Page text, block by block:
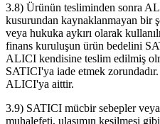
3.8) Ürünün tesliminden sonra
kusurundan kaynaklanmayan bir
veya hukuka aykırı olarak
finans kuruluşun ürün bedelini
ALICI kendisine teslim edilmiş
SATICI'ya iade etmek
ALICI'ya aittir.
3.9) SATICI mücbir sebepler
muhalefeti, ulaşımın kesilmesi